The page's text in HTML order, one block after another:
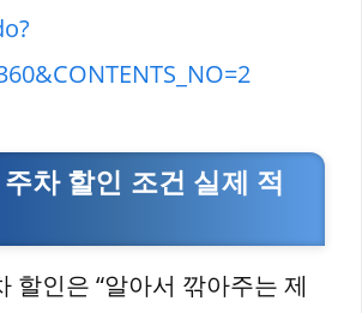
차 할인 조건 실제 적
할인은 “알아서 깎아주는 제